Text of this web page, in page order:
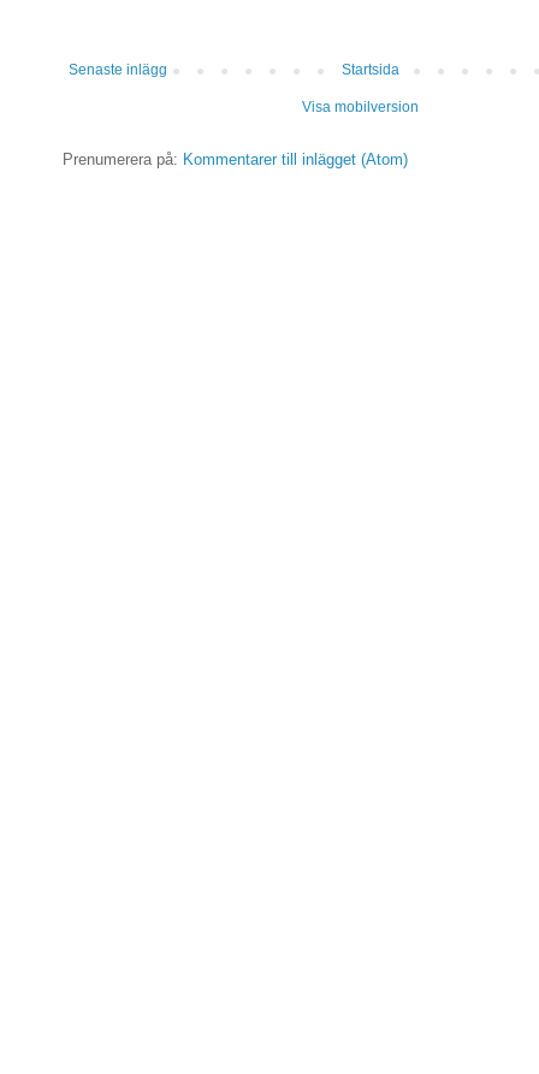
Senaste inlägg Startsida
Visa mobilversion
Prenumerera på: Kommentarer till inlägget (Atom)